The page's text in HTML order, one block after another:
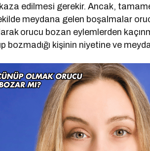
edilmesi gerekir. Ancak,
meydana gelen boşalmalar
orucu bozan eylemlerden
bozmadığı kişinin niyetine ve